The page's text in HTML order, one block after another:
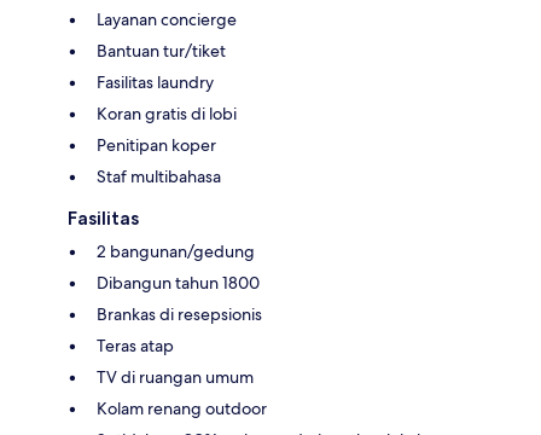
Layanan concierge
Bantuan tur/tiket
Fasilitas laundry
Koran gratis di lobi
Penitipan koper
Staf multibahasa
Fasilitas
2 bangunan/gedung
Dibangun tahun 1800
Brankas di resepsionis
Teras atap
TV di ruangan umum
Kolam renang outdoor